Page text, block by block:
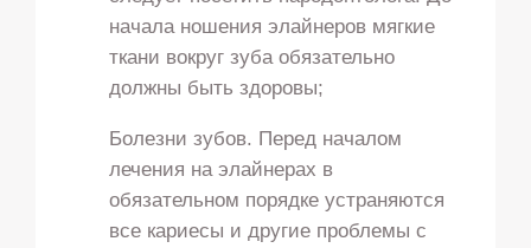
начала ношения элайнеров мягкие
ткани вокруг зуба обязательно
должны быть здоровы;
Болезни зубов. Перед началом
лечения на элайнерах в
обязательном порядке устраняются
все кариесы и другие проблемы с